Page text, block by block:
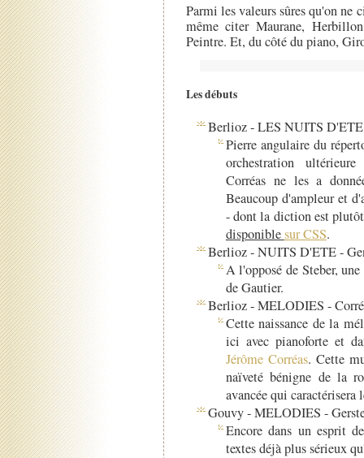
Parmi les valeurs sûres qu'on ne
même citer Maurane,
Peintre. Et, du côté du piano,
Les débuts
Berlioz - LES NUITS
Pierre angulaire du
orchestration
Corréas ne les a
Beaucoup d'ampleur et
- dont la diction est
disponiblesur CSS.
Berlioz - NUITS D'ETE -
A l'opposé de Steber,
de Gautier.
Berlioz - MELODIES -
Cette naissance de la
ici avec pianoforte et
Jérôme Corréas. Cette
naïveté bénigne de la
avancée qui caractérisera
Gouvy - MELODIES -
Encore dans un esprit
textes déjà plus sérieux